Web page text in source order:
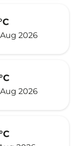
2026
2026